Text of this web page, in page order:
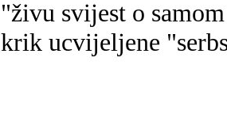
"živu svijest o
krik ucvijeljene